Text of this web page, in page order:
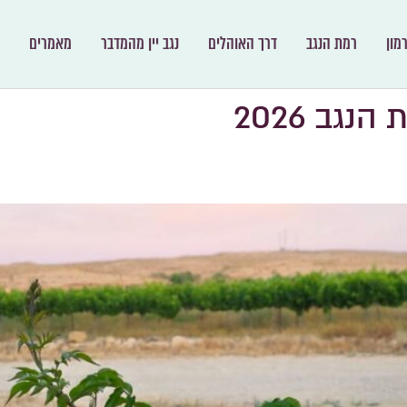
רמת הנגב דרך האוהלים נגב יין מהמדבר מאמרים